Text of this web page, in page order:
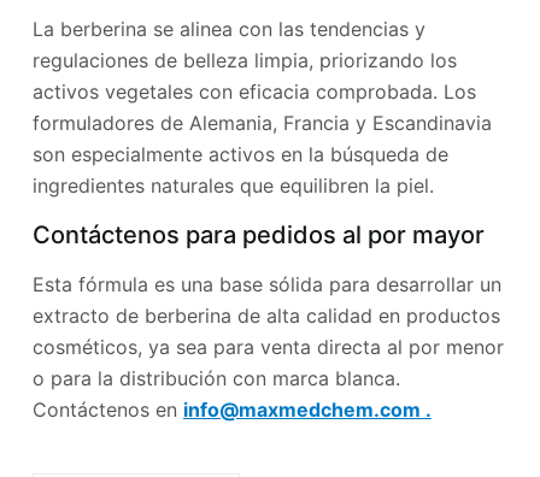
La berberina se alinea con las tendencias y
regulaciones de belleza limpia, priorizando los
activos vegetales con eficacia comprobada. Los
formuladores de Alemania, Francia y Escandinavia
son especialmente activos en la búsqueda de
ingredientes naturales que equilibren la piel.
Contáctenos para pedidos al por mayor
Esta fórmula es una base sólida para desarrollar un
extracto de berberina de alta calidad en productos
cosméticos, ya sea para venta directa al por menor
o para la distribución con marca blanca.
Contáctenos en info@maxmedchem.com .